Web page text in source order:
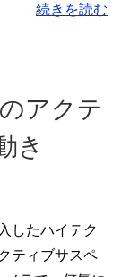
続きを読む
アクテ
き
したハイテク
ティブサスペ